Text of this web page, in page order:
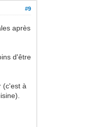
#9
après
d'être
(c'est à